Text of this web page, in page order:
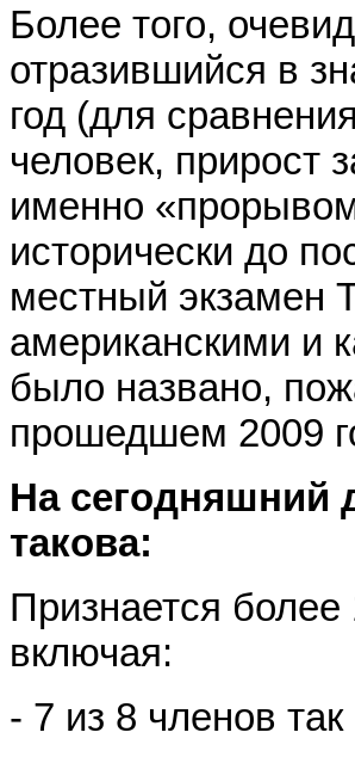
Более того,
отразившийся в
год (для
человек, прирост
именно
исторически до
местный экзамен
американскими и
было названо,
прошедшем 2009
На сегодняшний
такова:
Признается
включая:
- 7 из 8 членов